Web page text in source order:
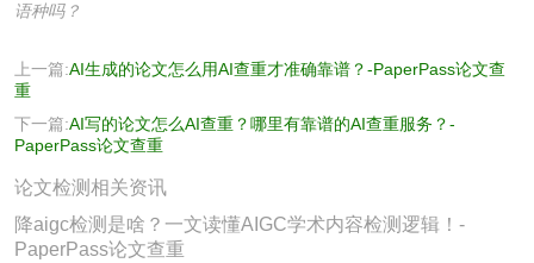
语种吗？
上一篇:AI生成的论文怎么用AI查重才准确靠谱？-PaperPass论文查
重
下一篇:AI写的论文怎么AI查重？哪里有靠谱的AI查重服务？-
PaperPass论文查重
论文检测相关资讯
降aigc检测是啥？一文读懂AIGC学术内容检测逻辑！-
PaperPass论文查重